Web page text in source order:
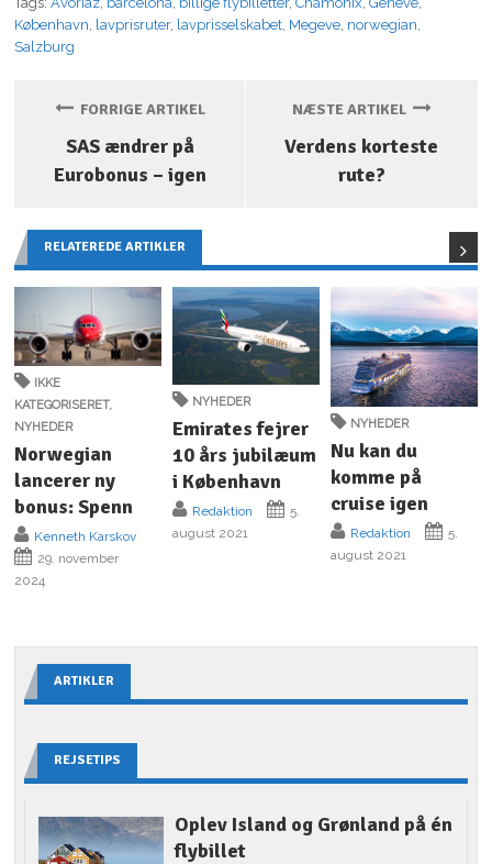
København, lavprisruter, lavprisselskabet, Megeve, norwegian,
Salzburg
FORRIGE ARTIKEL
SAS ændrer på
Eurobonus – igen
NÆSTE ARTIKEL
Verdens korteste
rute?
RELATEREDE ARTIKLER
IKKE
KATEGORISERET,
NYHEDER
Norwegian
lancerer ny
bonus: Spenn
Kenneth Karskov
29. november
2024
NYHEDER
Emirates fejrer
10 års jubilæum
i København
Redaktion
5.
august 2021
NYHEDER
Nu kan du
komme på
cruise igen
Redaktion
5.
august 2021
ARTIKLER
REJSETIPS
Oplev Island og Grønland på én
flybillet